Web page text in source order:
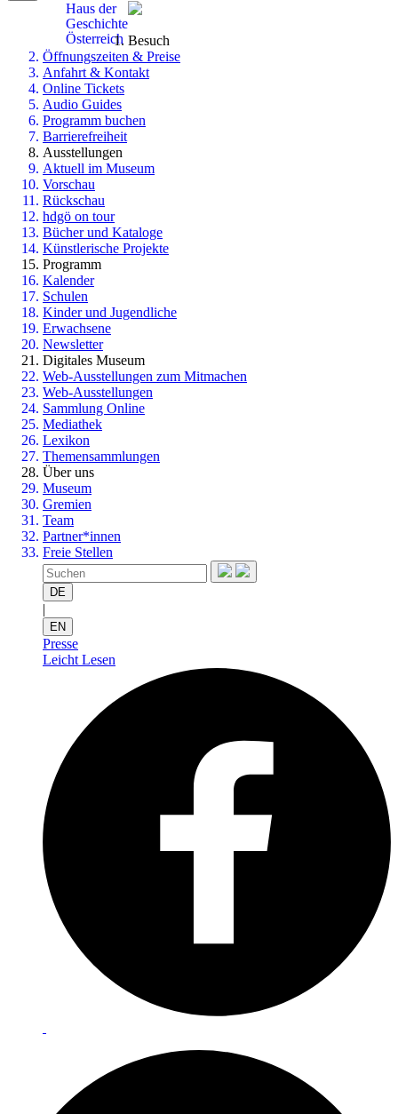
Haus der
Geschichte
Österreich Besuch
Öffnungszeiten & Preise
Anfahrt & Kontakt
Online Tickets
Audio Guides
Programm buchen
Barrierefreiheit
Ausstellungen
Aktuell im Museum
Vorschau
Rückschau
hdgö on tour
Bücher und Kataloge
Künstlerische Projekte
Programm
Kalender
Schulen
Kinder und Jugendliche
Erwachsene
Newsletter
Digitales Museum
Web-Ausstellungen zum Mitmachen
Web-Ausstellungen
Sammlung Online
Mediathek
Lexikon
Themensammlungen
Über uns
Museum
Gremien
Team
Partner*innen
Freie Stellen
DE
|
EN
Presse
Leicht Lesen